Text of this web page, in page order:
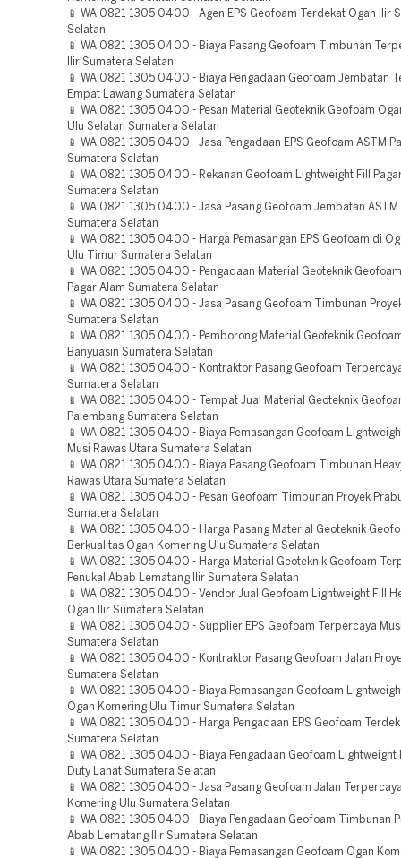
📱 WA 0821 1305 0400 - Agen EPS Geofoam Terdekat Ogan Ilir
Selatan
📱 WA 0821 1305 0400 - Biaya Pasang Geofoam Timbunan
Ilir Sumatera Selatan
📱 WA 0821 1305 0400 - Biaya Pengadaan Geofoam Jembatan
Empat Lawang Sumatera Selatan
📱 WA 0821 1305 0400 - Pesan Material Geoteknik Geofoam
Ulu Selatan Sumatera Selatan
📱 WA 0821 1305 0400 - Jasa Pengadaan EPS Geofoam ASTM
Sumatera Selatan
📱 WA 0821 1305 0400 - Rekanan Geofoam Lightweight Fill
Sumatera Selatan
📱 WA 0821 1305 0400 - Jasa Pasang Geofoam Jembatan
Sumatera Selatan
📱 WA 0821 1305 0400 - Harga Pemasangan EPS Geofoam di
Ulu Timur Sumatera Selatan
📱 WA 0821 1305 0400 - Pengadaan Material Geoteknik
Pagar Alam Sumatera Selatan
📱 WA 0821 1305 0400 - Jasa Pasang Geofoam Timbunan
Sumatera Selatan
📱 WA 0821 1305 0400 - Pemborong Material Geoteknik
Banyuasin Sumatera Selatan
📱 WA 0821 1305 0400 - Kontraktor Pasang Geofoam
Sumatera Selatan
📱 WA 0821 1305 0400 - Tempat Jual Material Geoteknik
Palembang Sumatera Selatan
📱 WA 0821 1305 0400 - Biaya Pemasangan Geofoam
Musi Rawas Utara Sumatera Selatan
📱 WA 0821 1305 0400 - Biaya Pasang Geofoam Timbunan
Rawas Utara Sumatera Selatan
📱 WA 0821 1305 0400 - Pesan Geofoam Timbunan Proyek
Sumatera Selatan
📱 WA 0821 1305 0400 - Harga Pasang Material Geoteknik
Berkualitas Ogan Komering Ulu Sumatera Selatan
📱 WA 0821 1305 0400 - Harga Material Geoteknik Geofoam
Penukal Abab Lematang Ilir Sumatera Selatan
📱 WA 0821 1305 0400 - Vendor Jual Geofoam Lightweight Fill
Ogan Ilir Sumatera Selatan
📱 WA 0821 1305 0400 - Supplier EPS Geofoam Terpercaya
Sumatera Selatan
📱 WA 0821 1305 0400 - Kontraktor Pasang Geofoam Jalan
Sumatera Selatan
📱 WA 0821 1305 0400 - Biaya Pemasangan Geofoam
Ogan Komering Ulu Timur Sumatera Selatan
📱 WA 0821 1305 0400 - Harga Pengadaan EPS Geofoam
Sumatera Selatan
📱 WA 0821 1305 0400 - Biaya Pengadaan Geofoam Lightweight
Duty Lahat Sumatera Selatan
📱 WA 0821 1305 0400 - Jasa Pasang Geofoam Jalan
Komering Ulu Sumatera Selatan
📱 WA 0821 1305 0400 - Biaya Pengadaan Geofoam Timbunan
Abab Lematang Ilir Sumatera Selatan
📱 WA 0821 1305 0400 - Biaya Pemasangan Geofoam Ogan